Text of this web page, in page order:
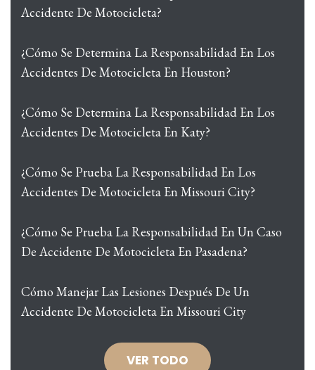
Accidente De Motocicleta?
¿Cómo Se Determina La Responsabilidad En Los
Accidentes De Motocicleta En Houston?
¿Cómo Se Determina La Responsabilidad En Los
Accidentes De Motocicleta En Katy?
¿Cómo Se Prueba La Responsabilidad En Los
Accidentes De Motocicleta En Missouri City?
¿Cómo Se Prueba La Responsabilidad En Un Caso
De Accidente De Motocicleta En Pasadena?
Cómo Manejar Las Lesiones Después De Un
Accidente De Motocicleta En Missouri City
VER TODO